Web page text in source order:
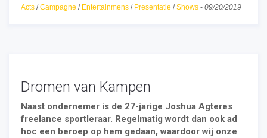
Acts /Campagne / Entertainmens / Presentatie /Shows - 09/20/2019
Dromen van Kampen
Naast ondernemer is de 27-jarige Joshua Agteres
freelance sportleraar. Regelmatig wordt dan ook ad
hoc een beroep op hem gedaan, waardoor wij onze